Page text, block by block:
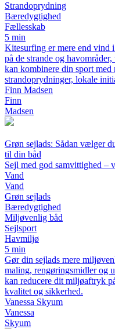
Strandoprydning
Bæredygtighed
Fællesskab
5 min
Kitesurfing er mere end vind
på de strande og
kan kombinere din sport med
strandoprydninger, lokale
Finn Madsen
Finn
Madsen
Grøn sejlads: Sådan vælger
til din båd
Sejl med god samvittighed
Vand
Vand
Grøn sejlads
Bæredygtighed
Miljøvenlig båd
Sejlsport
Havmiljø
5 min
Gør din sejlads mere
maling, rengøringsmidler og
kan reducere dit miljøaftryk
kvalitet og sikkerhed.
Vanessa Skyum
Vanessa
Skyum